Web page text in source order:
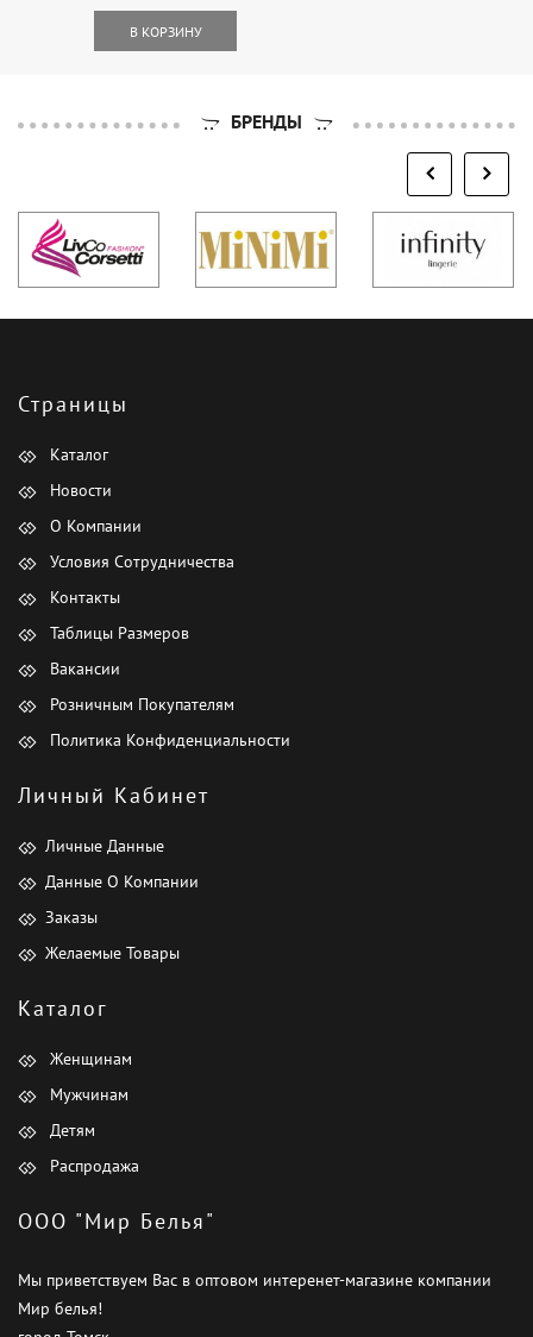
В КОРЗИНУ
БРЕНДЫ
Страницы
Каталог
Новости
О Компании
Условия Сотрудничества
Контакты
Таблицы Размеров
Вакансии
Розничным Покупателям
Политика Конфиденциальности
Личный Кабинет
Личные Данные
Данные О Компании
Заказы
Желаемые Товары
Каталог
Женщинам
Мужчинам
Детям
Распродажа
ООО "Мир Белья"
Мы приветствуем Вас в оптовом интеренет-магазине компании
Мир белья!